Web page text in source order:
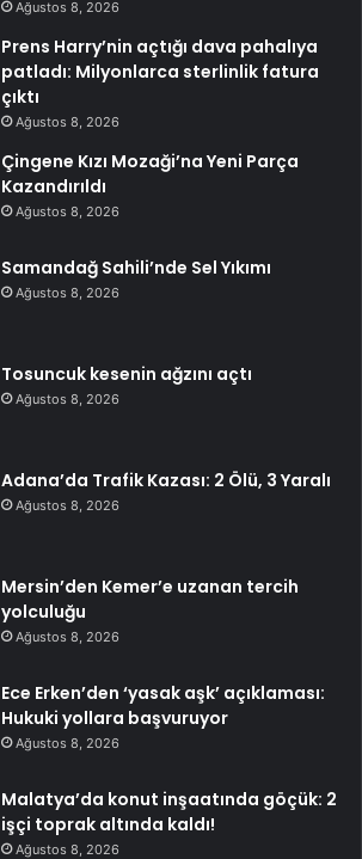
Ağustos 8, 2026
Prens Harry’nin açtığı dava pahalıya
patladı: Milyonlarca sterlinlik fatura
çıktı
Ağustos 8, 2026
Çingene Kızı Mozaği’na Yeni Parça
Kazandırıldı
Ağustos 8, 2026
Samandağ Sahili’nde Sel Yıkımı
Ağustos 8, 2026
Tosuncuk kesenin ağzını açtı
Ağustos 8, 2026
Adana’da Trafik Kazası: 2 Ölü, 3 Yaralı
Ağustos 8, 2026
Mersin’den Kemer’e uzanan tercih
yolculuğu
Ağustos 8, 2026
Ece Erken’den ‘yasak aşk’ açıklaması:
Hukuki yollara başvuruyor
Ağustos 8, 2026
Malatya’da konut inşaatında göçük: 2
işçi toprak altında kaldı!
Ağustos 8, 2026